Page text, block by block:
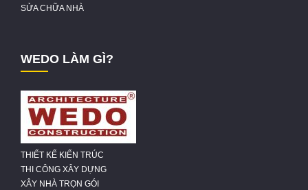
SỬA CHỮA NHÀ
WEDO LÀM GÌ?
THIẾT KẾ KIẾN TRÚC
THI CÔNG XÂY DỰNG
XÂY NHÀ TRỌN GÓI